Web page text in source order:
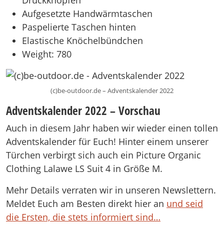
Aufgesetzte Handwärmtaschen
Paspelierte Taschen hinten
Elastische Knöchelbündchen
Weight: 780
(c)be-outdoor.de – Adventskalender 2022
Adventskalender 2022 – Vorschau
Auch in diesem Jahr haben wir wieder einen tollen
Adventskalender für Euch! Hinter einem unserer
Türchen verbirgt sich auch ein Picture Organic
Clothing Lalawe LS Suit 4 in Größe M.
Mehr Details verraten wir in unseren Newslettern.
Meldet Euch am Besten direkt hier an und seid
die Ersten, die stets informiert sind…